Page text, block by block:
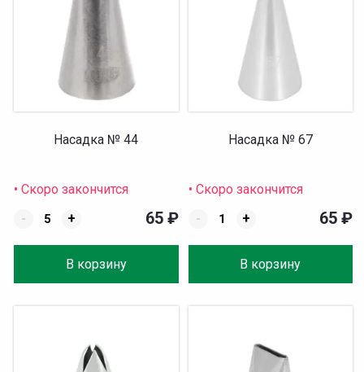
Насадка № 44
• Скоро закончится
-
+
В корзину
65 ₽
Насадка № 67
• Скоро закончится
-
+
В корзину
65 ₽